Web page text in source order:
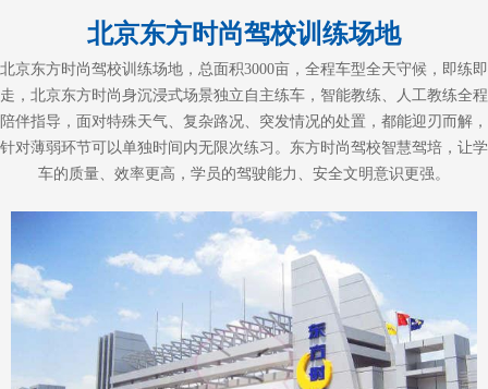
北京东方时尚驾校训练场地
北京东方时尚驾校训练场地，总面积3000亩，全程车型全天守候，即练即
走，北京东方时尚身沉浸式场景独立自主练车，智能教练、人工教练全程
陪伴指导，面对特殊天气、复杂路况、突发情况的处置，都能迎刃而解，
针对薄弱环节可以单独时间内无限次练习。东方时尚驾校智慧驾培，让学
车的质量、效率更高，学员的驾驶能力、安全文明意识更强。